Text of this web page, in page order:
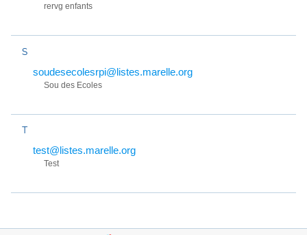
rervg enfants
S
soudesecolesrpi@listes.marelle.org
Sou des Ecoles
T
test@listes.marelle.org
Test